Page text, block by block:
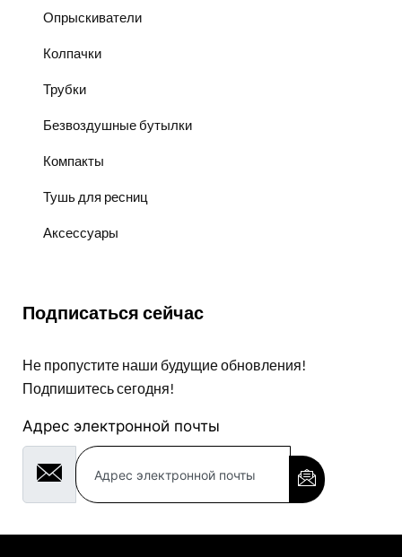
Опрыскиватели
Колпачки
Трубки
Безвоздушные бутылки
Компакты
Тушь для ресниц
Аксессуары
Подписаться сейчас
Не пропустите наши будущие обновления!
Подпишитесь сегодня!
Адрес электронной почты